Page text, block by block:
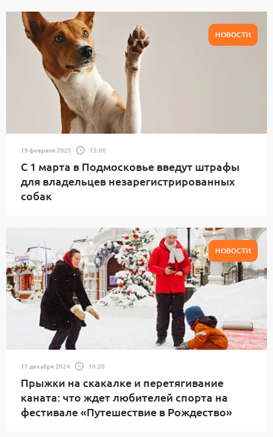
НОВОСТИ
19 февраля 2025 15:00
С 1 марта в Подмосковье введут штрафы
для владельцев незарегистрированных
собак
НОВОСТИ
17 декабря 2024 10:20
Прыжки на скакалке и перетягивание
каната: что ждет любителей спорта на
фестивале «Путешествие в Рождество»